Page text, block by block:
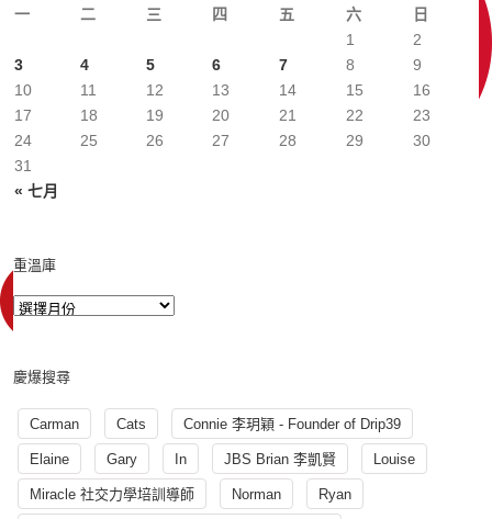
一
二 三 四 五 六 日
« 七月
1
2
3
4 5 6 7 8
9
10
11 12 13 14 15
16
17
18 19 20 21 22
23
24
25 26 27 28 29
30
31
重溫庫
慶爆搜尋
Carman Cats Connie 李玥穎 - Founder of Drip39
Elaine Gary In JBS Brian 李凱賢 Louise
Miracle 社交力學培訓導師 Norman Ryan